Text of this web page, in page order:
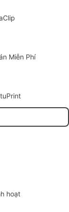
Miễn Phí
hoạt